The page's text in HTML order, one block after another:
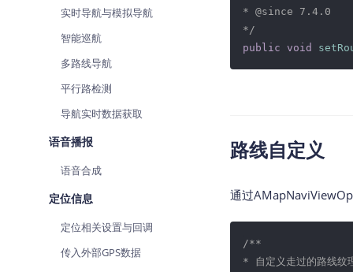
实时导航与模拟导航
智能巡航
多路线导航
平行路检测
导航实时数据获取
语音播报
语音合成
定位信息
定位相关设置与回调
传入外部GPS数据
* @since 7.4.0
*/
public void
路线自定义
通过
/**
* 自定义走过的路线纹